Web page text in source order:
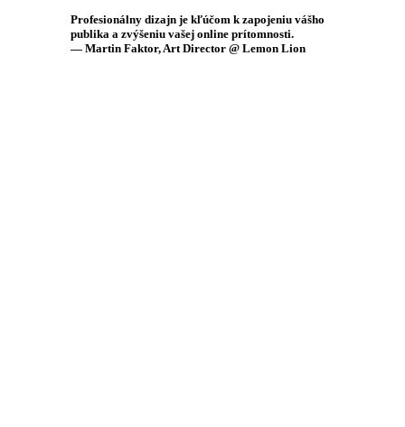
Profesionálny dizajn je kľúčom k zapojeniu vášho
publika a zvýšeniu vašej online prítomnosti.
— Martin Faktor, Art Director @ Lemon Lion